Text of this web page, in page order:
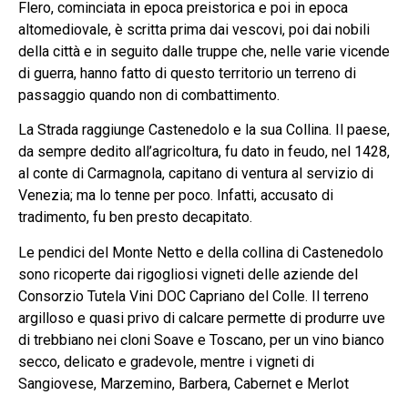
Flero, cominciata in epoca preistorica e poi in epoca
altomediovale, è scritta prima dai vescovi, poi dai nobili
della città e in seguito dalle truppe che, nelle varie vicende
di guerra, hanno fatto di questo territorio un terreno di
passaggio quando non di combattimento.
La Strada raggiunge Castenedolo e la sua Collina. Il paese,
da sempre dedito all’agricoltura, fu dato in feudo, nel 1428,
al conte di Carmagnola, capitano di ventura al servizio di
Venezia; ma lo tenne per poco. Infatti, accusato di
tradimento, fu ben presto decapitato.
Le pendici del Monte Netto e della collina di Castenedolo
sono ricoperte dai rigogliosi vigneti delle aziende del
Consorzio Tutela Vini DOC Capriano del Colle. Il terreno
argilloso e quasi privo di calcare permette di produrre uve
di trebbiano nei cloni Soave e Toscano, per un vino bianco
secco, delicato e gradevole, mentre i vigneti di
Sangiovese, Marzemino, Barbera, Cabernet e Merlot